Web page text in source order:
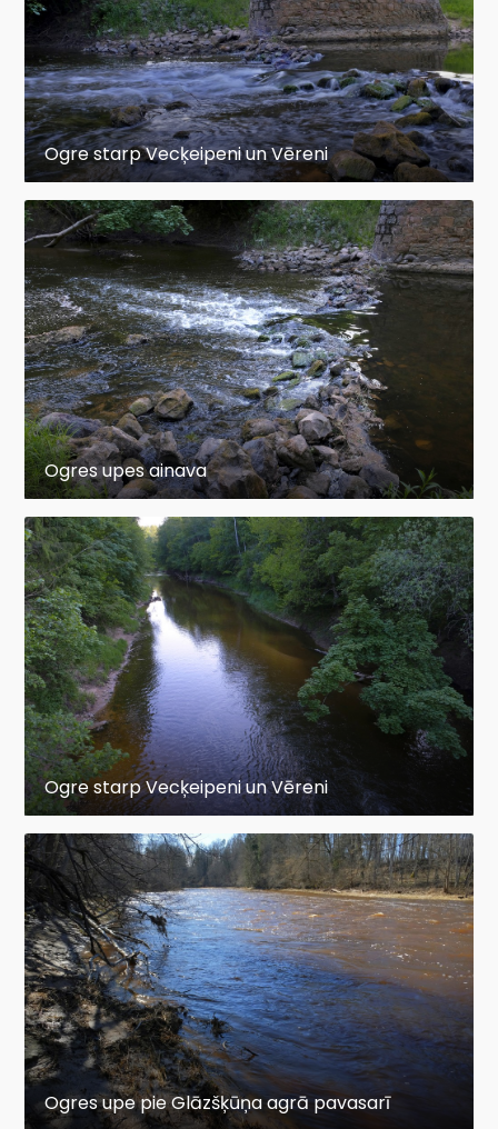
Ogre starp Vecķeipeni un Vēreni
Ogres upes ainava
Ogre starp Vecķeipeni un Vēreni
Ogres upe pie Glāzšķūņa agrā pavasarī